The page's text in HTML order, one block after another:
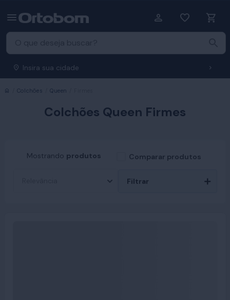
Insira sua cidade
Início
Colchões Queen
Colchões Queen Firmes
Mostrando produtos Comparar produtos
Filtrar